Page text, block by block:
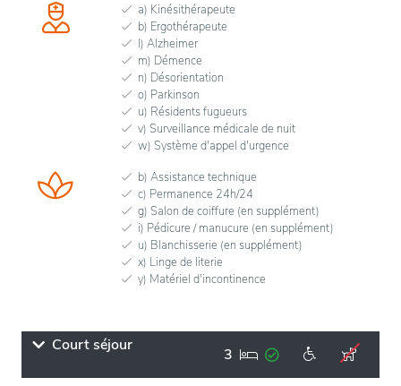
a) Kinésithérapeute
b) Ergothérapeute
l) Alzheimer
m) Démence
n) Désorientation
o) Parkinson
u) Résidents fugueurs
v) Surveillance médicale de nuit
w) Système d'appel d'urgence
b) Assistance technique
c) Permanence 24h/24
g) Salon de coiffure (en supplément)
i) Pédicure / manucure (en supplément)
u) Blanchisserie (en supplément)
x) Linge de literie
y) Matériel d'incontinence
Court séjour 3